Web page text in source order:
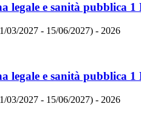
legale e sanità pubblica 1
03/2027 - 15/06/2027) - 2026
legale e sanità pubblica 1
03/2027 - 15/06/2027) - 2026